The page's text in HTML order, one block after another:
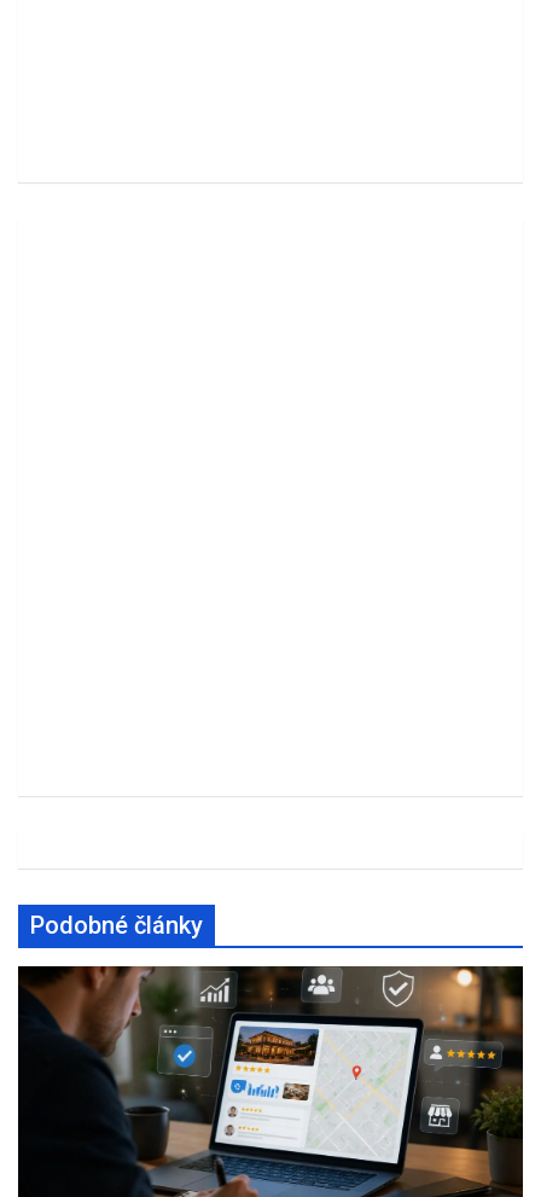
Podobné články